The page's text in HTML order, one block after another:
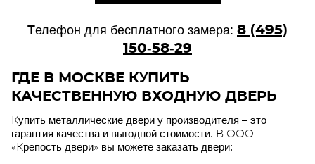
Телефон для бесплатного замера: 8 (495)
150-58-29
ГДЕ В МОСКВЕ КУПИТЬ
КАЧЕСТВЕННУЮ ВХОДНУЮ ДВЕРЬ
Купить металлические двери у производителя – это
гарантия качества и выгодной стоимости. В ООО
«Крепость двери» вы можете заказать двери: